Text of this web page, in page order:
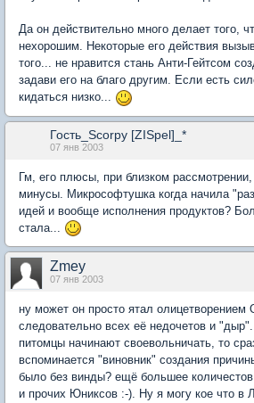
Да он действительно много делает того,
нехорошим. Некоторые его действия
того... не нравится стань Анти-Гейтсом
задави его на благо другим. Если есть
кидаться низко...
Гость_Scorpy [ZISpel]_*
07 янв 2003
Гм, его плюсы, при близком
минусы. Микрософтушка когда начила
идей и вообще исполнения продуктов?
стала...
Zmey
07 янв 2003
ну может он просто ятал олицетворением
следовательно всех её недочетов и
питомцы начинают своевольничать, то
вспоминается "виновник" создания
было без винды? ещё большее
и прочих Юниксов :-). Ну я могу кое что в